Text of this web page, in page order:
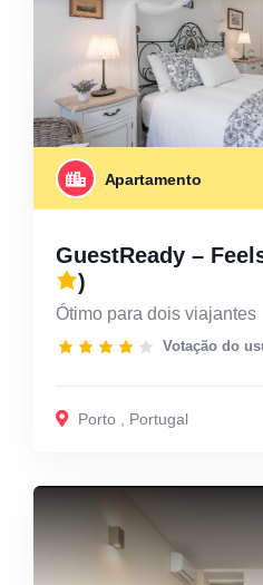
Apartamento
GuestReady –
)
Ótimo para dois viajantes
Votação do
Porto Portugal